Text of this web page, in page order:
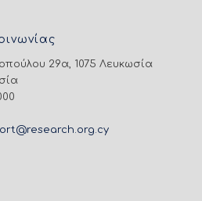
29α, 1075 Λευκωσία